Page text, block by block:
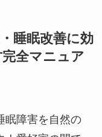
睡眠改善に効
全マニュア
眠障害を自然の